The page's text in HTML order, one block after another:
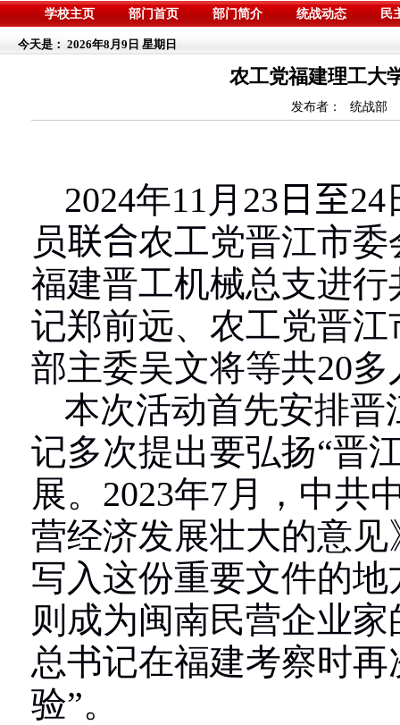
学校主页 部门首页 部门简介 统战动态 民
今天是： 2026年8月9日 星期日
农工党福建理工大
发布者： 统战部
2024年11月 23 日至24
员联合农工党晋江市
福建晋工机械总支进行
记郑前远、农工党晋
部主委吴文将等共20多
本次活动首先安排
记多次提出要弘扬“晋
展。 2023年7月，中共
营经济发展壮大的意
写入这份重要文件的
则成为闽南民营企业
总书记在福建考察时
验”。